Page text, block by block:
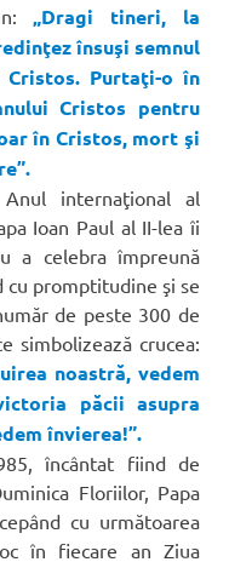
„Dragi tineri, la
însuşi semnul
Cristos. Purtaţi-o în
Cristos pentru
în Cristos, mort şi
internaţional al
Ioan Paul al II-lea îi
a celebra împreună
cu promptitudine şi se
de peste 300 de
simbolizează crucea:
noastră, vedem
păcii asupra
învierea!”.
încântat fiind de
Floriilor, Papa
cu următoarea
în fiecare an Ziua